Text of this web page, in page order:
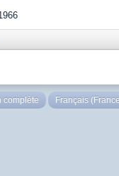
complète Français